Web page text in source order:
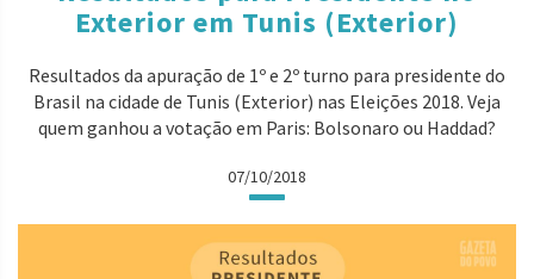
Exterior em Tunis (Exterior)
Resultados da apuração de 1º e 2º turno para presidente do
Brasil na cidade de Tunis (Exterior) nas Eleições 2018. Veja
quem ganhou a votação em Paris: Bolsonaro ou Haddad?
07/10/2018